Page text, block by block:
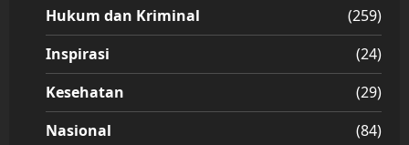
Hukum dan Kriminal
(259)
Inspirasi
(24)
Kesehatan
(29)
Nasional
(84)